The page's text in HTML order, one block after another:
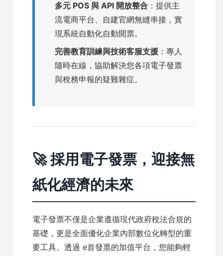
多元 POS 與 API 開放整合 ：提供主
流電商平台、自建官網無縫串接，實
現系統自動化自動開票。
完善教育訓練與技術客服支援 ：專人
隨時在線，協助解決您各項電子發票
與稅務申報的疑難雜症。
🚀 採用電子發票，迎接無
紙化經濟的未來
電子發票不僅是企業遵循現代政府稅法合規的
基礎，更是全面優化企業內部數位化轉型的重
要工具。透過 e首發票的加值平台，您能夠輕